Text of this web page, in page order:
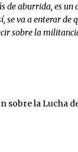
de aburrida, es
se va a enterar de
sobre la
sobre la Lucha